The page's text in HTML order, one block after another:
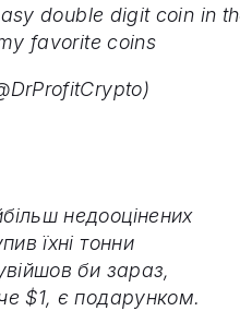
double digit coin in
favorite coins
недооцінених
їхні тонни
би зараз,
$1, є подарунком.